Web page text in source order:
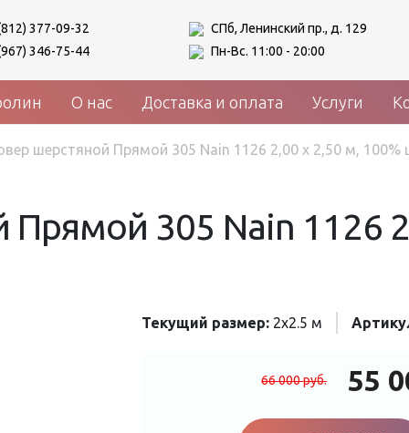
377-09-32
346-75-44
СПб, Ленинский пр., д. 129
Пн-Вс. 11:00 - 20:00
О нас Доставка и оплата Услуги
шерстяной Прямой 305 Nain 1126 2,00 x 2,50 м, 100%
Прямой 305 Nain 1126
Текущий размер:2x2.5 м
66 000руб. 55